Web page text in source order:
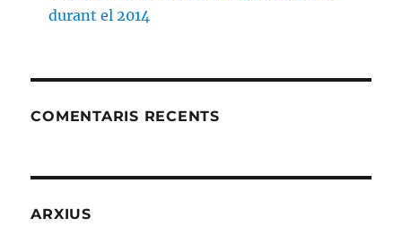
durant el 2014
COMENTARIS RECENTS
ARXIUS